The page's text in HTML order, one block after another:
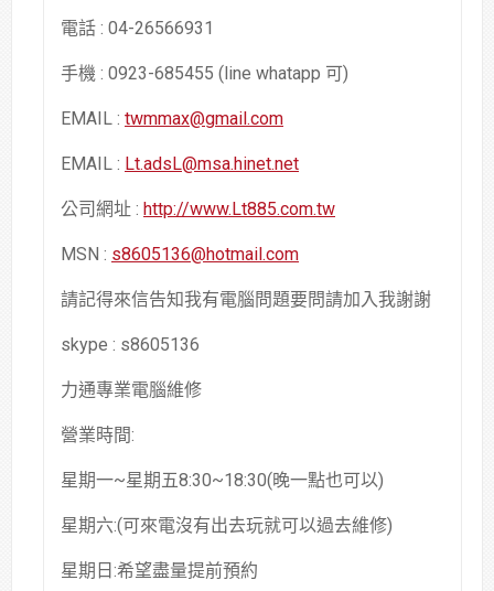
電話 : 04-26566931
手機 : 0923-685455 (line whatapp 可)
EMAIL : twmmax@gmail.com
EMAIL : Lt.adsL@msa.hinet.net
公司網址 : http://www.Lt885.com.tw
MSN : s8605136@hotmail.com
請記得來信告知我有電腦問題要問請加入我謝謝
skype : s8605136
力通專業電腦維修
營業時間:
星期一~星期五8:30~18:30(晚一點也可以)
星期六:(可來電沒有出去玩就可以過去維修)
星期日:希望盡量提前預約